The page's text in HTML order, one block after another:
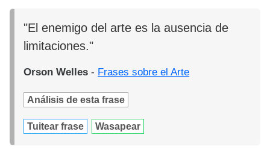
"El enemigo del arte es la ausencia de
limitaciones."
Orson Welles - Frases sobre el Arte
Análisis de esta frase
Tuitear frase Wasapear